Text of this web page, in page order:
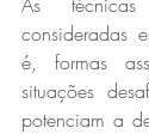
consideradas
é, formas
situações
potenciam a